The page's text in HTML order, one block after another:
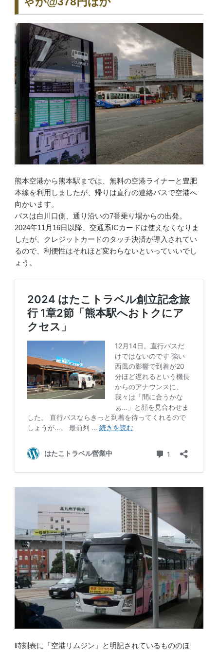
熊本空港から熊本駅までは、無料の空港ライナーと豊肥
本線を利用しましたが、帰りは直行の連絡バスで空港へ
向かいます。
バスは白川口側、通り沿いの7番乗り場からの出発。
2024年11月16日以降、交通系ICカードは使えなくなりま
したが、クレジットカードのタッチ決済が導入されてい
るので、利便性はそれほど変わらないといっていいでし
ょう。
時刻表に「空港リムジン」と明記されているもののほ